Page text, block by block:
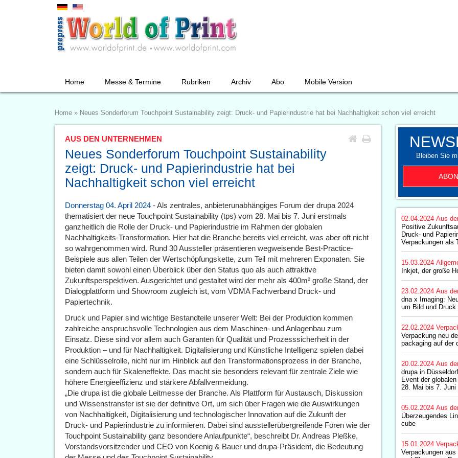
Home Messe & Termine Rubriken Archiv Abo Mobile Version
Home » Neues Sonderforum Touchpoint Sustainability zeigt: Druck- und Papierindustrie hat bei Nachhaltigkeit schon viel erreicht
AUS DEN UNTERNEHMEN
Neues Sonderforum Touchpoint Sustainability
zeigt: Druck- und Papierindustrie hat bei
Nachhaltigkeit schon viel erreicht
Donnerstag 04. April 2024 - Als zentrales, anbieterunabhängiges Forum der drupa 2024
thematisiert der neue Touchpoint Sustainability (tps) vom 28. Mai bis 7. Juni erstmals
ganzheitlich die Rolle der Druck- und Papierindustrie im Rahmen der globalen
Nachhaltigkeits-Transformation. Hier hat die Branche bereits viel erreicht, was aber oft nicht
so wahrgenommen wird. Rund 30 Aussteller präsentieren wegweisende Best-Practice-
Beispiele aus allen Teilen der Wertschöpfungskette, zum Teil mit mehreren Exponaten. Sie
bieten damit sowohl einen Überblick über den Status quo als auch attraktive
Zukunftsperspektiven. Ausgerichtet und gestaltet wird der mehr als 400m² große Stand, der
Dialogplattform und Showroom zugleich ist, vom VDMA Fachverband Druck- und
Papiertechnik.
Druck und Papier sind wichtige Bestandteile unserer Welt: Bei der Produktion kommen
zahlreiche anspruchsvolle Technologien aus dem Maschinen- und Anlagenbau zum
Einsatz. Diese sind vor allem auch Garanten für Qualität und Prozesssicherheit in der
Produktion – und für Nachhaltigkeit. Digitalisierung und Künstliche Intelligenz spielen dabei
eine Schlüsselrolle, nicht nur im Hinblick auf den Transformationsprozess in der Branche,
sondern auch für Skaleneffekte. Das macht sie besonders relevant für zentrale Ziele wie
höhere Energieeffizienz und stärkere Abfallvermeidung.
„Die drupa ist die globale Leitmesse der Branche. Als Plattform für Austausch, Diskussion
und Wissenstransfer ist sie der definitive Ort, um sich über Fragen wie die Auswirkungen
von Nachhaltigkeit, Digitalisierung und technologischer Innovation auf die Zukunft der
Druck- und Papierindustrie zu informieren. Dabei sind ausstellerübergreifende Foren wie der
Touchpoint Sustainability ganz besondere Anlaufpunkte“, beschreibt Dr. Andreas Pleßke,
Vorstandsvorsitzender und CEO von Koenig & Bauer und drupa-Präsident, die Bedeutung
Bleiben Sie
02.04.2024 Aus
Positive
Druck- und
Verpackungen als
15.03.2024
Inkjet, der große
23.02.2024 Aus
dna x Imaging:
um Bild und Druck
22.02.2024
Verpackung neu
packaging auf der
20.02.2024 Aus
drupa in
Event der
28. Mai bis 7. Juni
05.02.2024 Aus
Überzeugendes
cube
15.01.2024
Verpackungen